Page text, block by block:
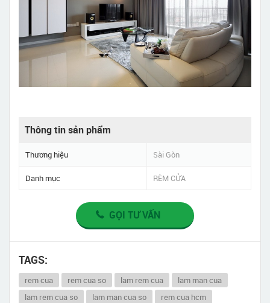
Thông tin sản phẩm
Thương hiệu Sài Gòn
Danh mục RÈM CỬA
GỌI TƯ VẤN
TAGS:
rem cua rem cua so lam rem cua
lam man cua
lam rem cua so
lam man cua so
rem cua hcm